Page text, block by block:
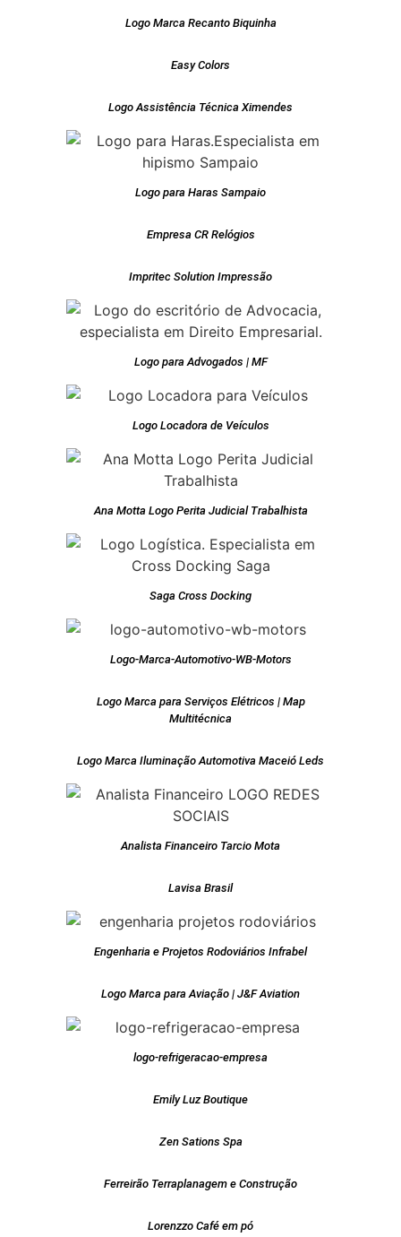
Logo Marca Recanto Biquinha
Easy Colors
Logo Assistência Técnica Ximendes
Logo para Haras Sampaio
Empresa CR Relógios
Impritec Solution Impressão
Logo para Advogados | MF
Logo Locadora de Veículos
Ana Motta Logo Perita Judicial Trabalhista
Saga Cross Docking
Logo-Marca-Automotivo-WB-Motors
Logo Marca para Serviços Elétricos | Map
Multitécnica
Logo Marca Iluminação Automotiva Maceió Leds
Analista Financeiro Tarcio Mota
Lavisa Brasil
Engenharia e Projetos Rodoviários Infrabel
Logo Marca para Aviação | J&F Aviation
logo-refrigeracao-empresa
Emily Luz Boutique
Zen Sations Spa
Ferreirão Terraplanagem e Construção
Lorenzzo Café em pó